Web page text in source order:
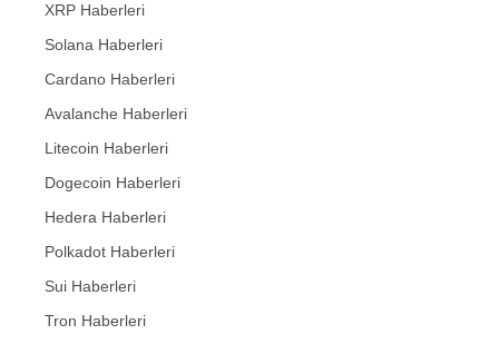
XRP Haberleri
Solana Haberleri
Cardano Haberleri
Avalanche Haberleri
Litecoin Haberleri
Dogecoin Haberleri
Hedera Haberleri
Polkadot Haberleri
Sui Haberleri
Tron Haberleri